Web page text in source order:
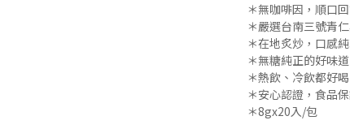
＊無咖啡因，順口
＊嚴選台南三號青
＊在地炙炒，口感
＊無糖純正的好味
＊熱飲、冷飲都好
＊安心認證，食品
＊8gx20入/包